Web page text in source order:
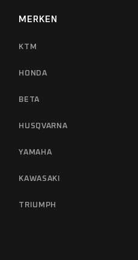
MERKEN
KTM
HONDA
BETA
HUSQVARNA
YAMAHA
KAWASAKI
TRIUMPH